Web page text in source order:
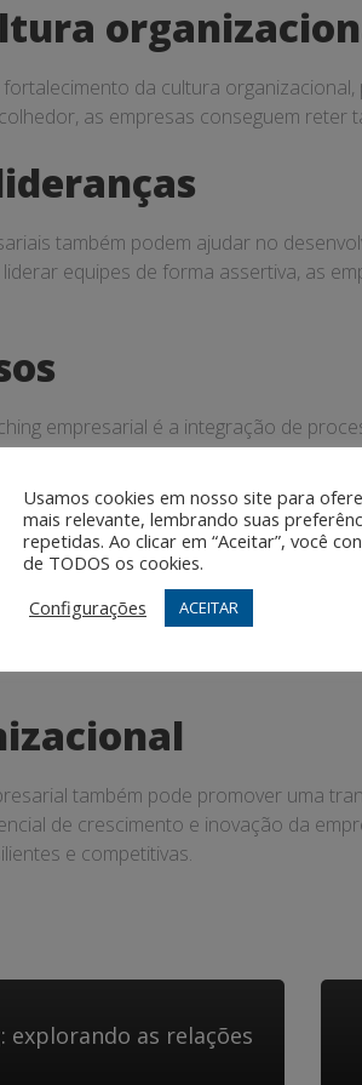
da cultura
as empresas conseguem
também podem ajudar no
equipes de forma assertiva, as
empresarial é a integração de
de atuação, os coaches empresariais
assertiva
pela abordagem sistêmica, as
cada decisão em todos os níveis da
também pode promover uma
de crescimento e inovação da
e competitivas.
explorando as relações
Usamos cookies em nosso site para
mais relevante, lembrando suas
repetidas. Ao clicar em “Aceitar”, você
de TODOS os cookies.
Configurações
ACEITAR